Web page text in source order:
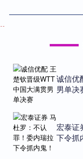
诚信优
男单决
宏泰证
下令抓